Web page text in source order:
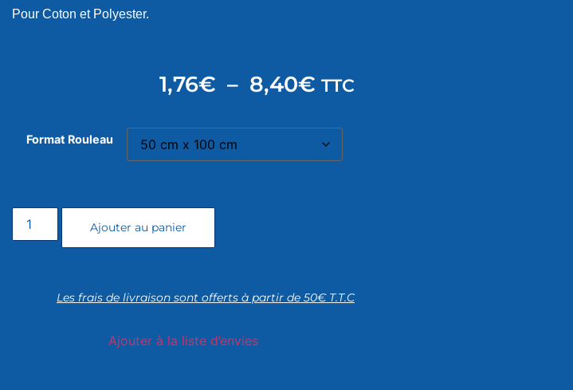
Pour Coton et Polyester.
1,76€ – 8,40€ TTC
Format Rouleau
Ajouter au panier
Les frais de livraison sont offerts à partir de 50€ T.T.C
Ajouter à la liste d’envies